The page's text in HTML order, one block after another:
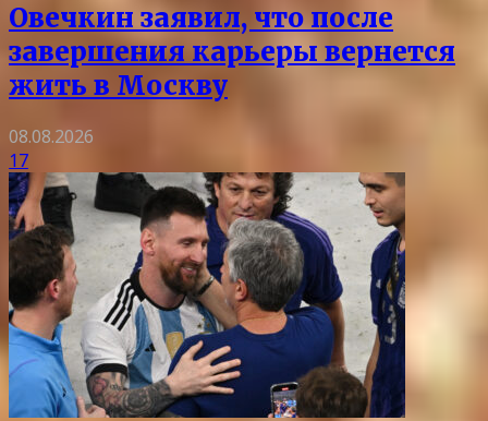
Овечкин заявил, что после
завершения карьеры вернется
жить в Москву
08.08.2026
17